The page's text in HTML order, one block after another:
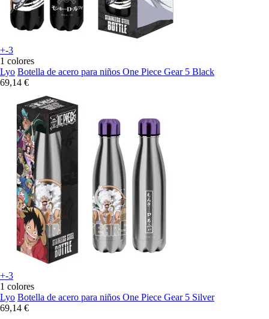
+-3
1 colores
Lyo Botella de acero para niños One Piece Gear 5 Black
69,14 €
+-3
1 colores
Lyo Botella de acero para niños One Piece Gear 5 Silver
69,14 €